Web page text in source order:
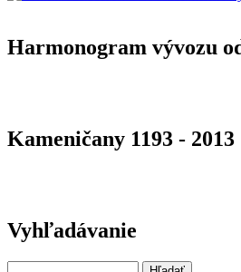
Harmonogram vývozu
Kameničany 1193 - 2013
Vyhľadávanie